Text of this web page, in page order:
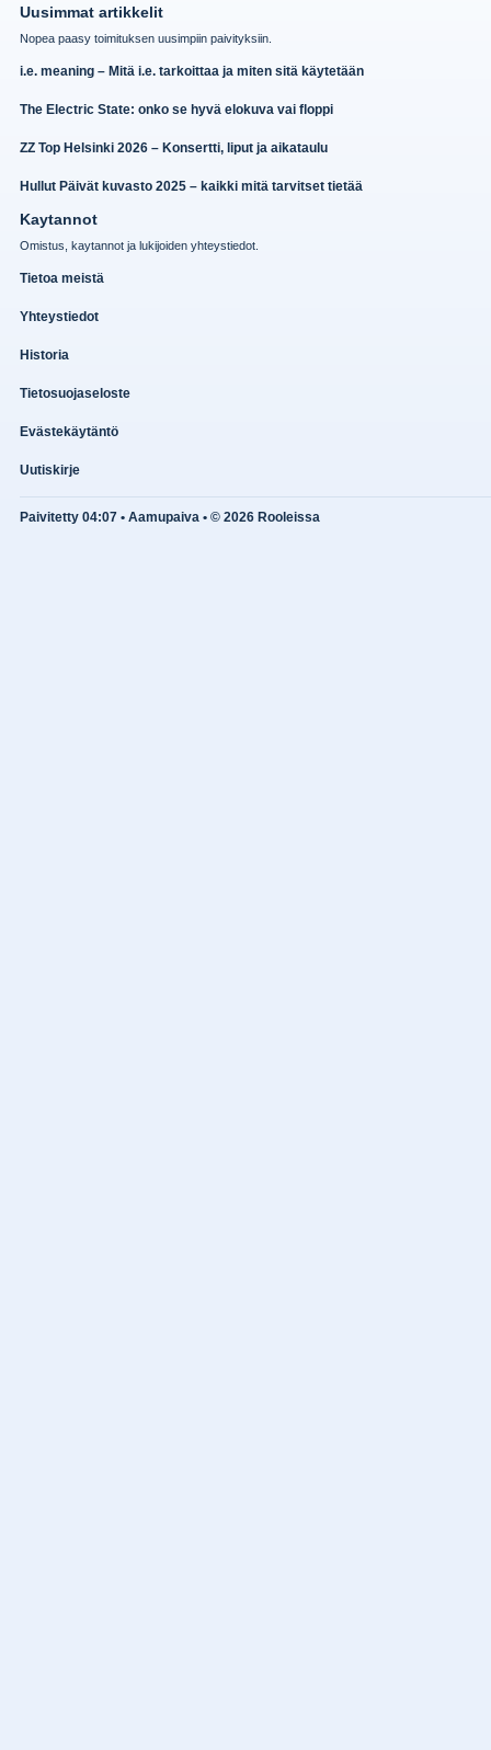
Uusimmat artikkelit
Nopea paasy toimituksen uusimpiin paivityksiin.
i.e. meaning – Mitä i.e. tarkoittaa ja miten sitä käytetään
The Electric State: onko se hyvä elokuva vai floppi
ZZ Top Helsinki 2026 – Konsertti, liput ja aikataulu
Hullut Päivät kuvasto 2025 – kaikki mitä tarvitset tietää
Kaytannot
Omistus, kaytannot ja lukijoiden yhteystiedot.
Tietoa meistä
Yhteystiedot
Historia
Tietosuojaseloste
Evästekäytäntö
Uutiskirje
Paivitetty 04:07 • Aamupaiva • © 2026 Rooleissa